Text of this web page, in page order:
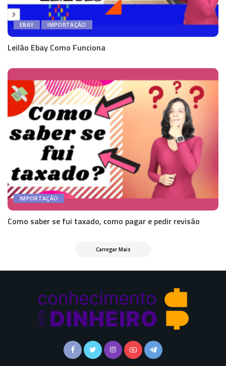
EBAY IMPORTAÇÃO
Leilão Ebay Como Funciona
IMPORTAÇÃO
Como saber se fui taxado, como pagar e pedir revisão
Carregar Mais